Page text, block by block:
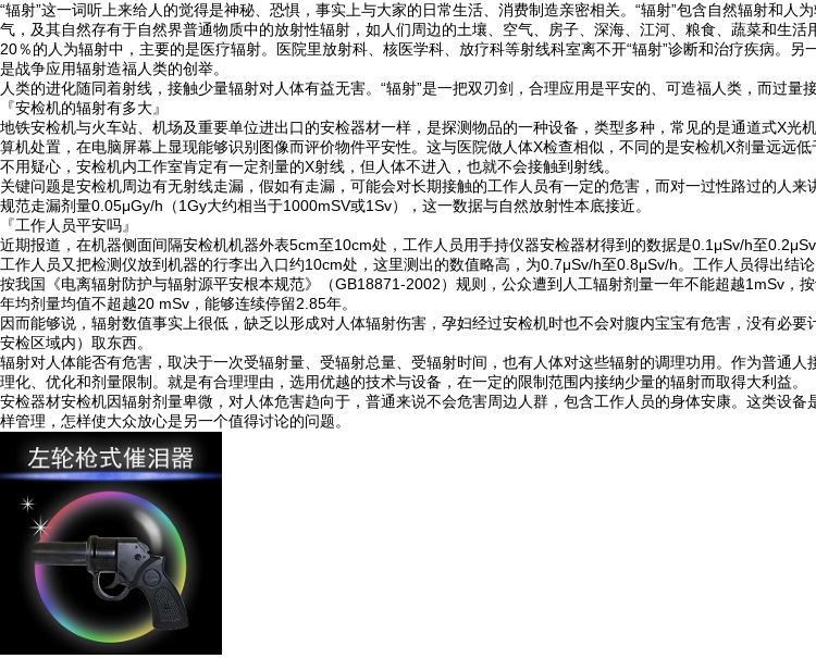
“辐射”这一词听上来给人的觉得是神秘、恐惧，事实上与大家的日常生活、消费制造亲密相关。“辐射”包含自然辐射和
气，及其自然存有于自然界普通物质中的放射性辐射，如人们周边的土壤、空气、房子、深海、江河、粮食、蔬菜和生活
20％的人为辐射中，主要的是医疗辐射。医院里放射科、核医学科、放疗科等射线科室离不开“辐射”诊断和治疗疾病。
是战争应用辐射造福人类的创举。
人类的进化随同着射线，接触少量辐射对人体有益无害。“辐射”是一把双刃剑，合理应用是平安的、可造福人类，而过
『安检机的辐射有多大』
地铁安检机与火车站、机场及重要单位进出口的安检器材一样，是探测物品的一种设备，类型多种，常见的是通道式X
算机处置，在电脑屏幕上显现能够识别图像而评价物件平安性。这与医院做人体X检查相似，不同的是安检机X剂量远远
不用疑心，安检机内工作室肯定有一定剂量的X射线，但人体不进入，也就不会接触到射线。
关键问题是安检机周边有无射线走漏，假如有走漏，可能会对长期接触的工作人员有一定的危害，而对一过性路过的人
规范走漏剂量0.05μGy/h（1Gy大约相当于1000mSV或1Sv），这一数据与自然放射性本底接近。
『工作人员平安吗』
近期报道，在机器侧面间隔安检机机器外表5cm至10cm处，工作人员用手持仪器安检器材得到的数据是0.1μSv/h至
工作人员又把检测仪放到机器的行李出入口约10cm处，这里测出的数值略高，为0.7μSv/h至0.8μSv/h。工作人员得出结
按我国《电离辐射防护与辐射源平安根本规范》（GB18871-2002）规则，公众遭到人工辐射剂量一年不能超越1mSv
年均剂量均值不超越20 mSv，能够连续停留2.85年。
因而能够说，辐射数值事实上很低，缺乏以形成对人体辐射伤害，孕妇经过安检机时也不会对腹内宝宝有危害，没有必
安检区域内）取东西。
辐射对人体能否有危害，取决于一次受辐射量、受辐射总量、受辐射时间，也有人体对这些辐射的调理功用。作为普通
理化、优化和剂量限制。就是有合理理由，选用优越的技术与设备，在一定的限制范围内接纳少量的辐射而取得大利益。
安检器材安检机因辐射剂量卑微，对人体危害趋向于，普通来说不会危害周边人群，包含工作人员的身体安康。这类设
样管理，怎样使大众放心是另一个值得讨论的问题。